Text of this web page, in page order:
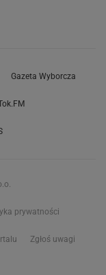
Gazeta Wyborcza
prywatności
Zgłoś uwagi